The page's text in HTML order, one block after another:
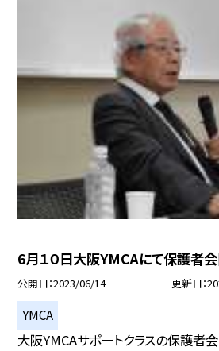
6月１０日大阪YMCAにて保護者
公開日 2023/06/14 更新日
YMCA
大阪YMCAサポートクラスの保護者会